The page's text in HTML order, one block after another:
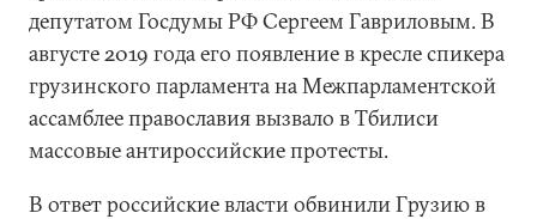
депутатом Госдумы РФ Сергеем Гавриловым. В
августе 2019 года его появление в кресле спикера
грузинского парламента на Межпарламентской
ассамблее православия вызвало в Тбилиси
массовые антироссийские протесты.
В ответ российские власти обвинили Грузию в